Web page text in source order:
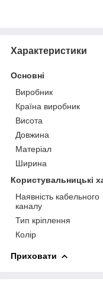
Характеристики
Основні
Виробник
Країна виробник
Висота
Довжина
Матеріал
Ширина
Користувальницькі
Наявність кабельного
каналу
Тип кріплення
Колір
Приховати